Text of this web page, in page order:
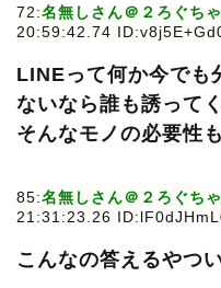
72:名無しさん＠２ろぐち
20:59:42.74
LINEって何か今でも
ないなら誰も誘って
そんなモノの必要性
85:名無しさん＠２ろぐち
21:31:23.26
こんなの答えるやつ